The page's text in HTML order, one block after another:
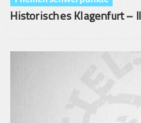
Historisches Klagenfurt –